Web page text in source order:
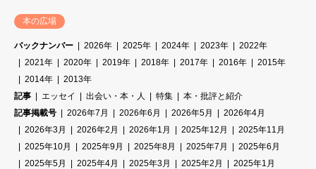
本の広場
バックナンバー 2026年 2025年 2024年 2023年
2022年
2021年
2020年 2019年 2018年 2017年 2016年
2015年
2014年
2013年
記事
エッセイ 出会い・本・人 特集
本・批評と紹介
記事掲載号
2026年7月 2026年6月 2026年5月
2026年4月
2026年3月
2026年2月 2026年1月 2025年12月
2025年11月
2025年10月
2025年9月 2025年8月 2025年7月
2025年6月
2025年5月
2025年4月 2025年3月 2025年2月
2025年1月